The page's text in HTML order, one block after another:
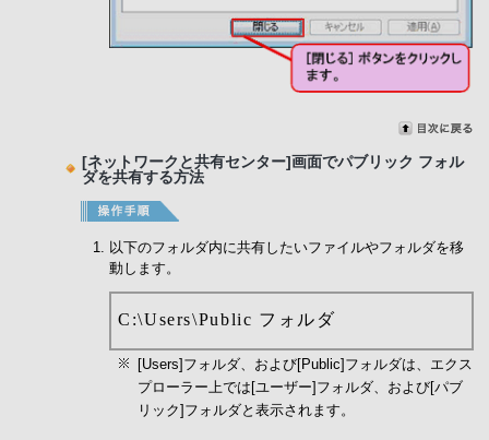
[ネットワークと共有センター]画面でパブリック フォル
ダを共有する方法
以下のフォルダ内に共有したいファイルやフォルダを移
動します。
C:\Users\Public フォルダ
[Users]フォルダ、および[Public]フォルダは、エクス
プローラー上では[ユーザー]フォルダ、および[パブ
リック]フォルダと表示されます。